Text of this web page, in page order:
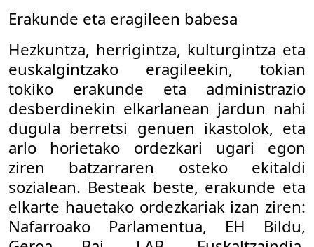
Erakunde eta eragileen babesa
Hezkuntza, herrigintza, kulturgintza eta
euskalgintzako eragileekin, tokian
tokiko erakunde eta administrazio
desberdinekin elkarlanean jardun nahi
dugula berretsi genuen ikastolok, eta
arlo horietako ordezkari ugari egon
ziren batzarraren osteko ekitaldi
sozialean. Besteak beste, erakunde eta
elkarte hauetako ordezkariak izan ziren:
Nafarroako Parlamentua, EH Bildu,